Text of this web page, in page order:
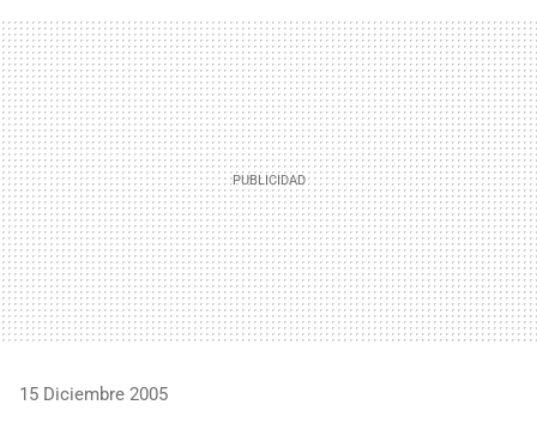
MAIL
15 Diciembre 2005